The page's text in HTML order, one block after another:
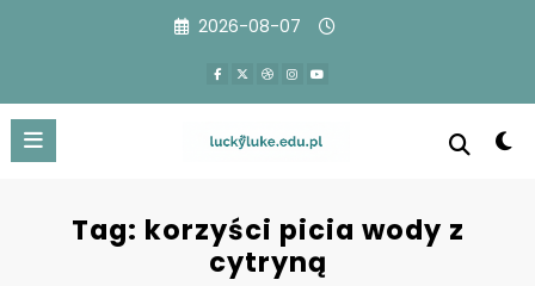
2026-08-07
Tag: korzyści picia wody z
cytryną